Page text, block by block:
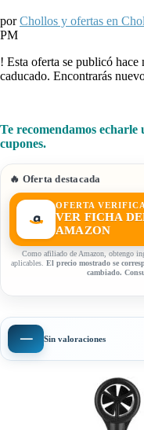
porChollos y ofertas en
PM
! Esta oferta se publicó hace
caducado. Encontrarás
Te recomendamos
cupones.
🔥 Oferta destacada
OFERTA
VER FICHA
AMAZON
Como afiliado de Amazon, obtengo
aplicables. El precio mostrado se
cambiado.
— Sin valoraciones